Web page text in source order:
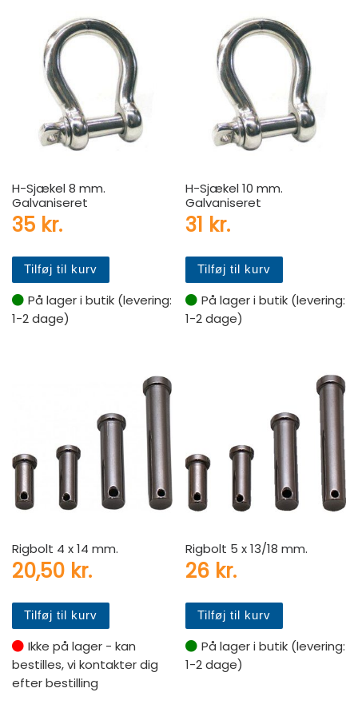
H-Sjækel 8 mm.
Galvaniseret
35 kr.
Tilføj til kurv
På lager i butik (levering:
1-2 dage)
H-Sjækel 10 mm.
Galvaniseret
31 kr.
Tilføj til kurv
På lager i butik (levering:
1-2 dage)
Rigbolt 4 x 14 mm.
20,50 kr.
Tilføj til kurv
Ikke på lager - kan
bestilles, vi kontakter dig
efter bestilling
Rigbolt 5 x 13/18 mm.
26 kr.
Tilføj til kurv
På lager i butik (levering:
1-2 dage)